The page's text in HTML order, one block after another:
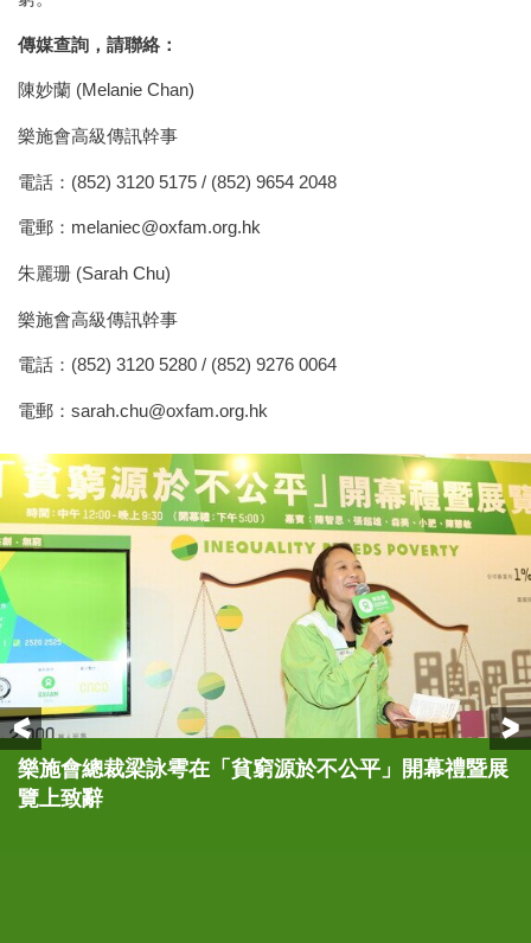
傳媒查詢，請聯絡：
陳妙蘭 (Melanie Chan)
樂施會高級傳訊幹事
電話：(852) 3120 5175 / (852) 9654 2048
電郵： melaniec@oxfam.org.hk
朱麗珊 (Sarah Chu)
樂施會高級傳訊幹事
電話：(852) 3120 5280 / (852) 9276 0064
電郵： sarah.chu@oxfam.org.hk
Previous
樂施會總裁梁詠雩在「貧窮源於不公平」開幕禮暨展
覽上致辭
(左至右) 3位 與樂施會並肩同行的「樂施達人」–森
美、小肥、陳慧敏一起分享隨樂施會到訪項目點之體
一眾嘉賓主持樂施會「貧窮源於不公平」活動之啟動
儀式，左起：主要贊助晶苑集團經理－培訓及發展劉
一眾主禮嘉賓聯同現場10多位與樂施會並肩同行的
「樂施達人」及贊助機構代表，一同展示樂施會的扶